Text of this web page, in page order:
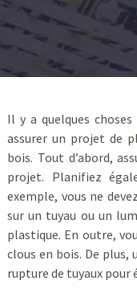
Il y a quelques
assurer un projet de
bois. Tout d’abord,
projet. Planifiez
exemple, vous ne
sur un tuyau ou un
plastique. En outre,
clous en bois. De
rupture de tuyaux pour